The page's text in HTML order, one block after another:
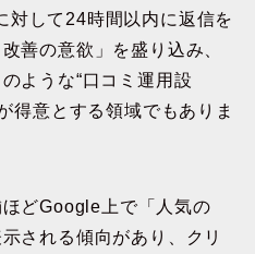
して24時間以内に返信を
善の意欲」を盛り込み、
ような“口コミ運用設
得意とする領域でもありま
どGoogle上で「人気の
される傾向があり、クリ